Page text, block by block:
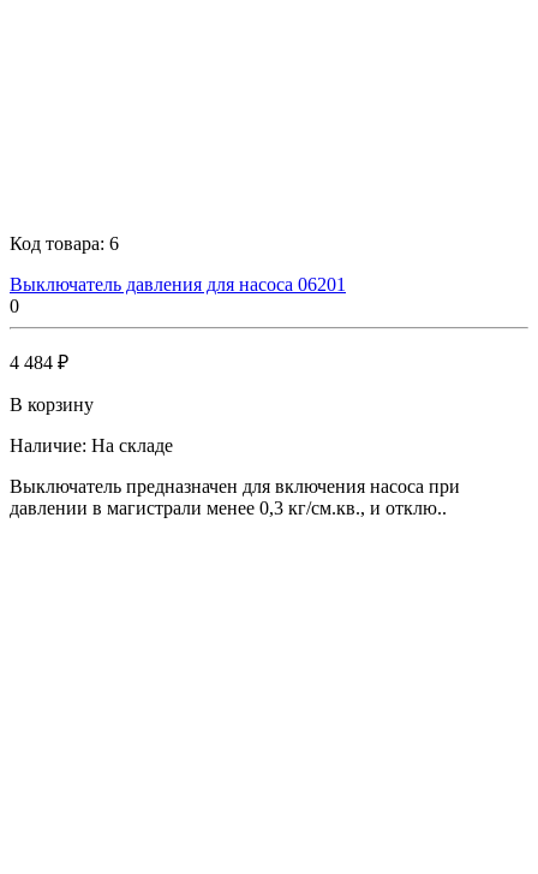
Код товара: 6
Выключатель давления для насоса 06201
0
4 484 ₽
В корзину
Наличие: На складе
Выключатель предназначен для включения насоса при
давлении в магистрали менее 0,3 кг/см.кв., и отклю..